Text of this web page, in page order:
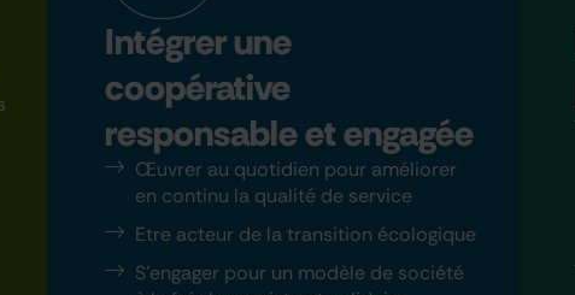
Intégrer une
coopérative
responsable et engagée
Œuvrer au quotidien pour améliorer
en continu la qualité de service
Etre acteur de la transition écologique
S’engager pour un modèle de société